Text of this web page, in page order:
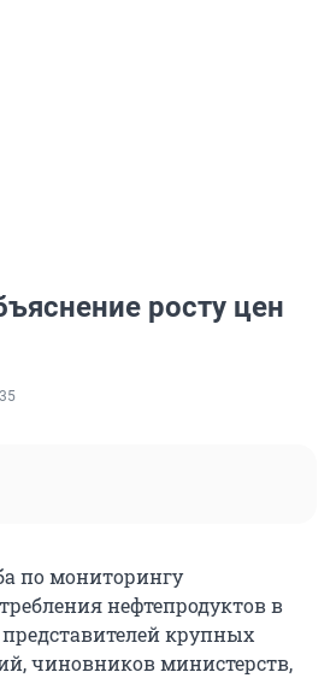
росту цен
по мониторингу
нефтепродуктов в
крупных
чиновников министерств,